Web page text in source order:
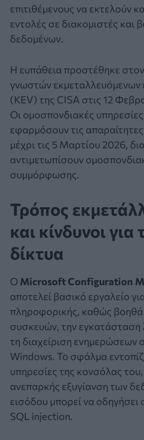
επιτιθέμενους να εκτελούν
εντολές σε διακομιστές και
δεδομένων.
Η ευπάθεια προστέθηκε
γνωστών εκμεταλλευόμενων
(KEV) της CISA στις 12
Οι ομοσπονδιακές
εφαρμόσουν τις
μέχρι τις 5 Μαρτίου 2026,
αντιμετωπίσουν
συμμόρφωσης.
Τρόπος
και κίνδυνοι για
δίκτυα
Ο Microsoft Configuration
αποτελεί βασικό εργαλείο
πληροφορικής, καθώς βοηθά
συσκευών, την εγκατάσταση
τη διαχείριση ενημερώσεων
Windows. Το σφάλμα
υπηρεσίες της κονσόλας
ανεπαρκής εξυγίανση των
εισόδου μπορεί να οδηγήσει
SQL injection.